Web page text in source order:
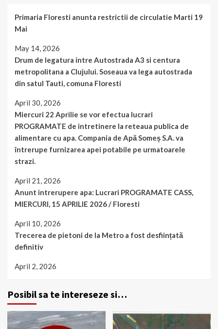
Primaria Floresti anunta restrictii de circulatie Marti 19
Mai
May 14, 2026
Drum de legatura intre Autostrada A3 si centura
metropolitana a Clujului. Soseaua va lega autostrada
din satul Tauti, comuna Floresti
April 30, 2026
Miercuri 22 Aprilie se vor efectua lucrari
PROGRAMATE de intretinere la reteaua publica de
alimentare cu apa. Compania de Apă Someș S.A. va
întrerupe furnizarea apei potabile pe urmatoarele
strazi.
April 21, 2026
Anunt intrerupere apa: Lucrari PROGRAMATE CASS,
MIERCURI, 15 APRILIE 2026 / Floresti
April 10, 2026
Trecerea de pietoni de la Metro a fost desființată
definitiv
April 2, 2026
Posibil sa te intereseze si…